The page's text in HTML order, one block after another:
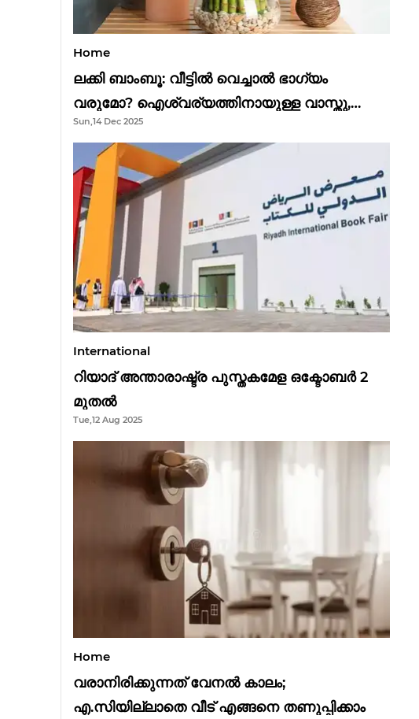
Home
ലക്കി ബാംബൂ: വീട്ടിൽ വെച്ചാൽ ഭാഗ്യം
വരുമോ? ഐശ്വര്യത്തിനായുള്ള വാസ്തു,
ഫെങ് ഷൂയി വിശ്വാസങ്ങൾ
Sun,14 Dec 2025
International
റിയാദ് അന്താരാഷ്ട്ര പുസ്തകമേള ഒക്ടോബർ 2
മുതൽ
Tue,12 Aug 2025
Home
വരാനിരിക്കുന്നത് വേനൽ കാലം;
എ.സിയില്ലാതെ വീട് എങ്ങനെ തണുപ്പിക്കാം